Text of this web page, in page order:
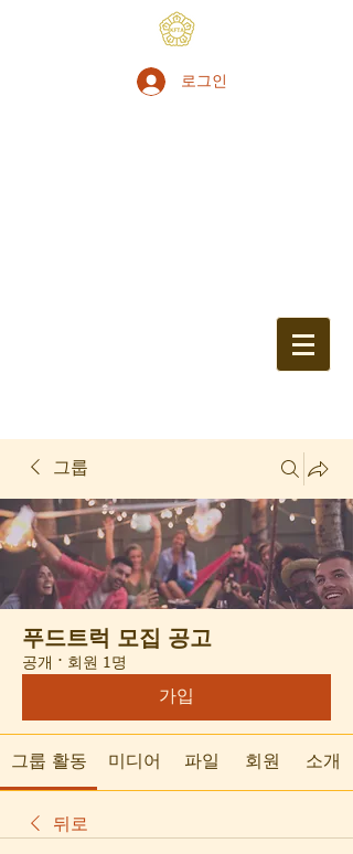
로그인
그룹
푸드트럭 모집 공고
공개 · 회원 1명
가입
그룹 활동 미디어 파일 회원 소개
뒤로